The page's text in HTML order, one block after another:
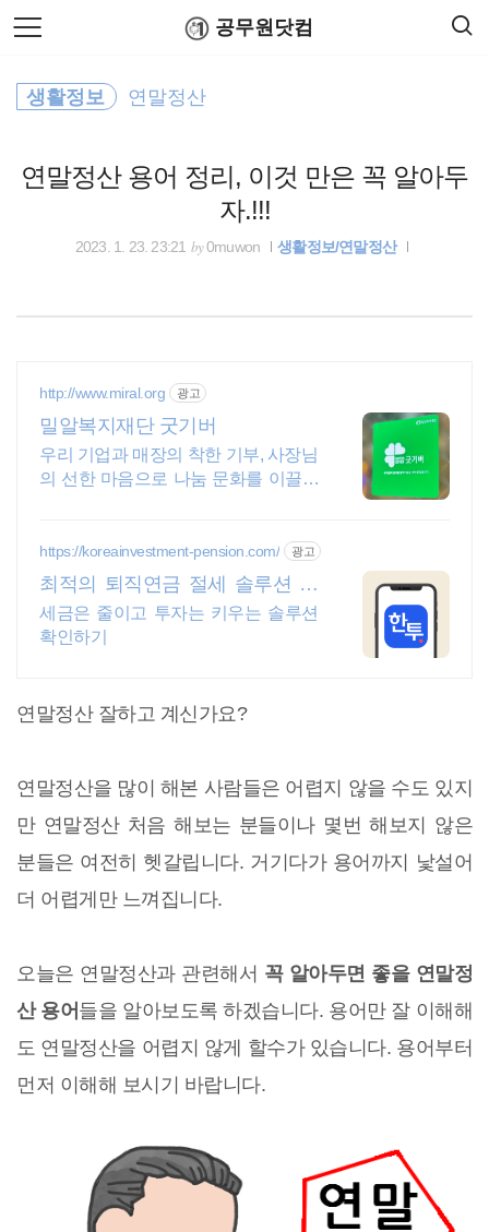
본
문
바
로
공무원닷컴
연말정산 용어 정리, 이것 만은 꼭 알아두
자.!!!
생활정보 연말정산
2023. 1. 23. 23:21 by0muwon 생활정보/연말정산
http://www.miral.org 광고
밀알복지재단 굿기버
우리 기업과 매장의 착한 기부, 사장님
의 선한 마음으로 나눔 문화를 이끌어
https://koreainvestment-pension.com/ 광고
최적의 퇴직연금 절세 솔루션 최
대 148.5만원 절세
세금은 줄이고 투자는 키우는 솔루션
확인하기
연말정산 잘하고 계신가요?
연말정산을 많이 해본 사람들은 어렵지 않을 수도 있지
만 연말정산 처음 해보는 분들이나 몇번 해보지 않은
분들은 여전히 헷갈립니다. 거기다가 용어까지 낯설어
더 어렵게만 느껴집니다.
오늘은 연말정산과 관련해서 꼭 알아두면 좋을 연말정
산 용어 들을 알아보도록 하겠습니다. 용어만 잘 이해해
도 연말정산을 어렵지 않게 할수가 있습니다. 용어부터
먼저 이해해 보시기 바랍니다.
검
색
인사혁신처
출장여비
정부24
위택스
국민연금